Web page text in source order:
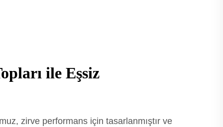
ile Eşsiz
zirve performans için tasarlanmıştır ve